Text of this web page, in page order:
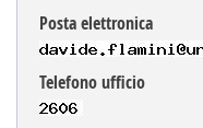
Posta elettronica
Telefono ufficio